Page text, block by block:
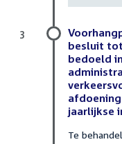
besluit
bedoeld
jaarlijkse
Te
3